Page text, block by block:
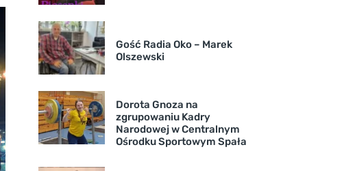
Gość Radia Oko – Marek
Olszewski
Dorota Gnoza na
zgrupowaniu Kadry
Narodowej w Centralnym
Ośrodku Sportowym Spała